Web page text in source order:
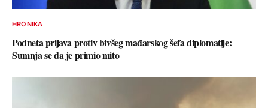
HRONIKA
Podneta prijava protiv bivšeg mađarskog šefa diplomatije:
Sumnja se da je primio mito